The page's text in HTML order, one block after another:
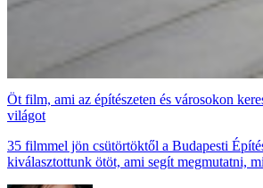
Öt film, ami az építészeten és városokon
világot
35 filmmel jön csütörtöktől a Budapesti
kiválasztottunk ötöt, ami segít megmutatni,